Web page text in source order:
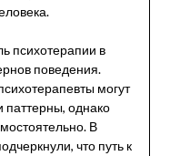
психотерапии в
поведения.
могут
паттерны, однако
В
что путь к